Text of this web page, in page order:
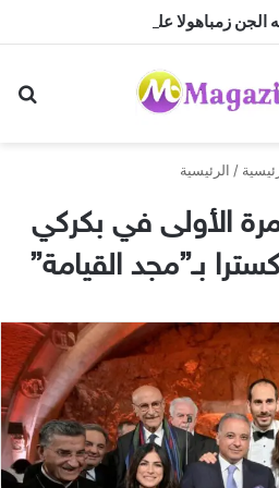
زمباهولا على تياترو آفاق
/ الرئيسية
الأولى في بكركي
بـ”مجد القيامة”